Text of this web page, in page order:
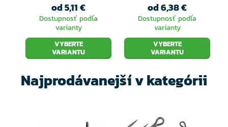
od 5,11 €
Dostupnosť podľa
varianty
VYBERTE
VARIANTU
od 6,38 €
Dostupnosť podľa
varianty
VYBERTE
VARIANTU
Najprodávanejší v kategórii